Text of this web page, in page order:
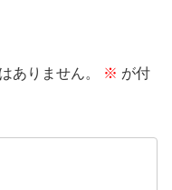
ありません。 ※ が付